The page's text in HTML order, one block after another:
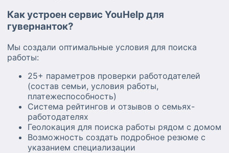
Как устроен сервис YouHelp для
гувернанток?
Мы создали оптимальные условия для поиска
работы:
25+ параметров проверки работодателей
(состав семьи, условия работы,
платежеспособность)
Система рейтингов и отзывов о семьях-
работодателях
Геолокация для поиска работы рядом с домом
Возможность создать подробное резюме с
указанием специализации